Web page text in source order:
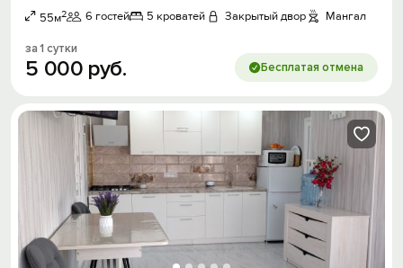
55м2 6 гостей 5 кроватей Закрытый двор Мангал
за 1 сутки
5 000 руб. Бесплатая отмена